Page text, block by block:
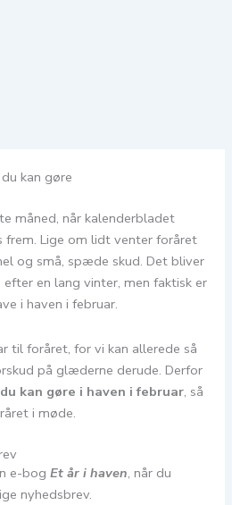
kan gøre
måned, når kalenderbladet
frem. Lige om lidt venter foråret
og små, spæde skud. Det bliver
en lang vinter, men faktisk er
i haven i februar.
til foråret, for vi kan allerede så
på glæderne derude. Derfor
kan gøre i haven i februar, så
i møde.
e-bogEt år i haven, når du
nyhedsbrev.